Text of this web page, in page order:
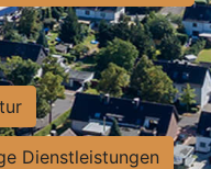
Dienstleistungen